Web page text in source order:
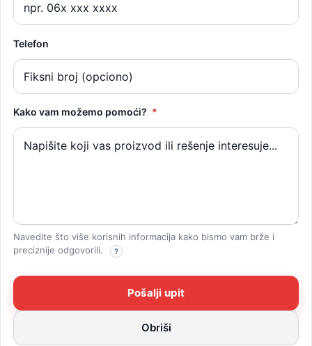
Telefon
Kako vam možemo pomoći? *
Navedite što više korisnih informacija kako bismo vam brže i
preciznije odgovorili.
?